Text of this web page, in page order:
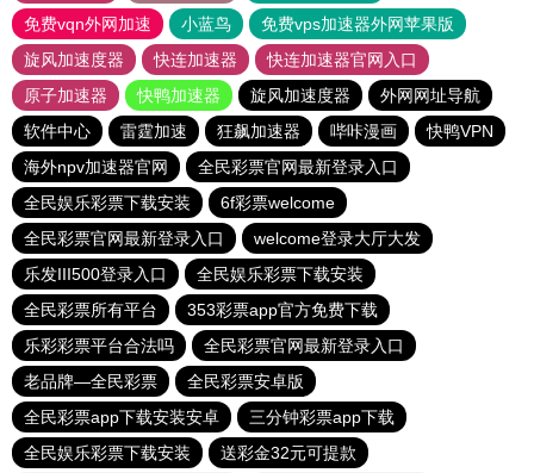
免费vqn外网加速
小蓝鸟
免费vps加速器外网苹果版
旋风加速度器
快连加速器
快连加速器官网入口
原子加速器
快鸭加速器 旋风加速度器
外网网址导航
软件中心
雷霆加速 狂飙加速器 哔咔漫画
快鸭VPN
海外npv加速器官网
全民彩票官网最新登录入口
全民娱乐彩票下载安装
6f彩票welcome
全民彩票官网最新登录入口
welcome登录大厅大发
乐发III500登录入口
全民娱乐彩票下载安装
全民彩票所有平台
353彩票app官方免费下载
乐彩彩票平台合法吗
全民彩票官网最新登录入口
老品牌—全民彩票
全民彩票安卓版
全民彩票app下载安装安卓
三分钟彩票app下载
全民娱乐彩票下载安装
送彩金32元可提款